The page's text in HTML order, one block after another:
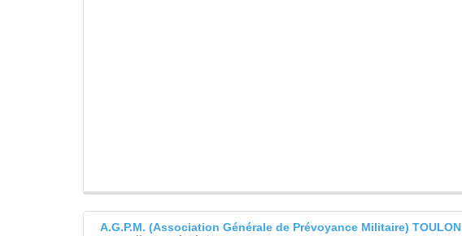
A.G.P.M. (Association Générale de Prévoyance Militaire) TOULON